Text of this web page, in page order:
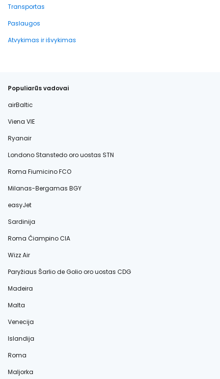
Transportas
Paslaugos
Atvykimas ir išvykimas
Populiarūs vadovai
airBaltic
Viena VIE
Ryanair
Londono Stanstedo oro uostas STN
Roma Fiumicino FCO
Milanas-Bergamas BGY
easyJet
Sardinija
Roma Čiampino CIA
Wizz Air
Paryžiaus Šarlio de Golio oro uostas CDG
Madeira
Malta
Venecija
Islandija
Roma
Maljorka